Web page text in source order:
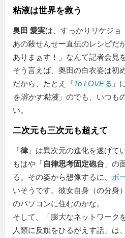
粘液は世界を救う
奥田 愛実は、すっかりリケジョ
あの殺せんせー直伝のレシピだ
ありまぁす！」なんて記者会見
そう言えば、奥田の白衣姿は初
だから、たとえ『To LOVEる 』
を溶かす粘液」のでも、いつも
い。
二次元も三次元も超えて
「律 」は異次元の進化を遂げて
もはや「自律思考固定砲台 」の
る。その姿から想像するに、 ボ
いそうです。彼女自身（の分身
のパソコンに住むのかな。
そして、「膨大なネットワーク
人類に反旗をひるがえす話」は